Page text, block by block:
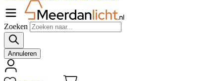
Zoeken
Annuleren